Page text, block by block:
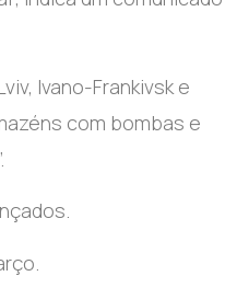
Ivano-Frankivsk e
com bombas e